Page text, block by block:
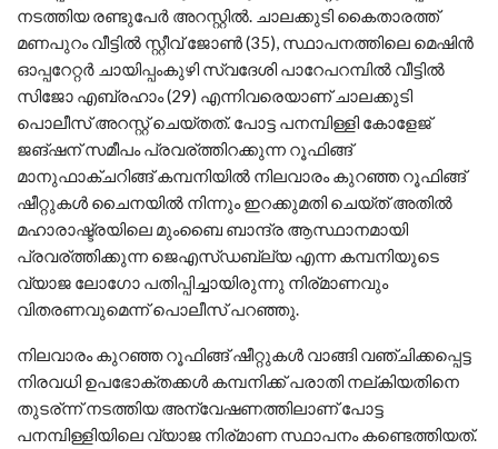
നടത്തിയ രണ്ടുപേര്‍ അറസ്റ്റില്‍. ചാലക്കുടി കൈതാരത്ത്
മണപുറം വീട്ടില്‍ സ്റ്റീവ് ജോണ്‍ (35), സ്ഥാപനത്തിലെ മെഷിന്‍
ഓപ്പറേറ്റര്‍ ചായിപ്പംകുഴി സ്വദേശി പാറേപറമ്പില്‍ വീട്ടില്‍
സിജോ എബ്രഹാം (29) എന്നിവരെയാണ് ചാലക്കുടി
പൊലീസ് അറസ്റ്റ് ചെയ്തത്. പോട്ട പനമ്പിള്ളി കോളേജ്
ജങ്ഷന് സമീപം പ്രവര്ത്തിറക്കുന്ന റൂഫിങ്ങ്
മാനുഫാക്ചറിങ്ങ് കമ്പനിയില്‍ നിലവാരം കുറഞ്ഞ റൂഫിങ്ങ്
ഷീറ്റുകള്‍ ചൈനയില്‍ നിന്നും ഇറക്കുമതി ചെയ്ത് അതില്‍
മഹാരാഷ്ട്രയിലെ മുംബൈ ബാന്ദ്ര ആസ്ഥാനമായി
പ്രവര്ത്തിക്കുന്ന ജെഎസ്ഡബ്ല്യ എന്ന കമ്പനിയുടെ
വ്യാജ ലോഗോ പതിപ്പിച്ചായിരുന്നു നിര്മാണവും
വിതരണവുമെന്ന് പൊലീസ് പറഞ്ഞു.
നിലവാരം കുറഞ്ഞ റൂഫിങ്ങ് ഷീറ്റുകള്‍ വാങ്ങി വഞ്ചിക്കപ്പെട്ട
നിരവധി ഉപഭോക്തക്കള്‍ കമ്പനിക്ക് പരാതി നല്കിയതിനെ
തുടര്ന്ന് നടത്തിയ അന്വേഷണത്തിലാണ് പോട്ട
പനമ്പിള്ളിയിലെ വ്യാജ നിര്മാണ സ്ഥാപനം കണ്ടെത്തിയത്.